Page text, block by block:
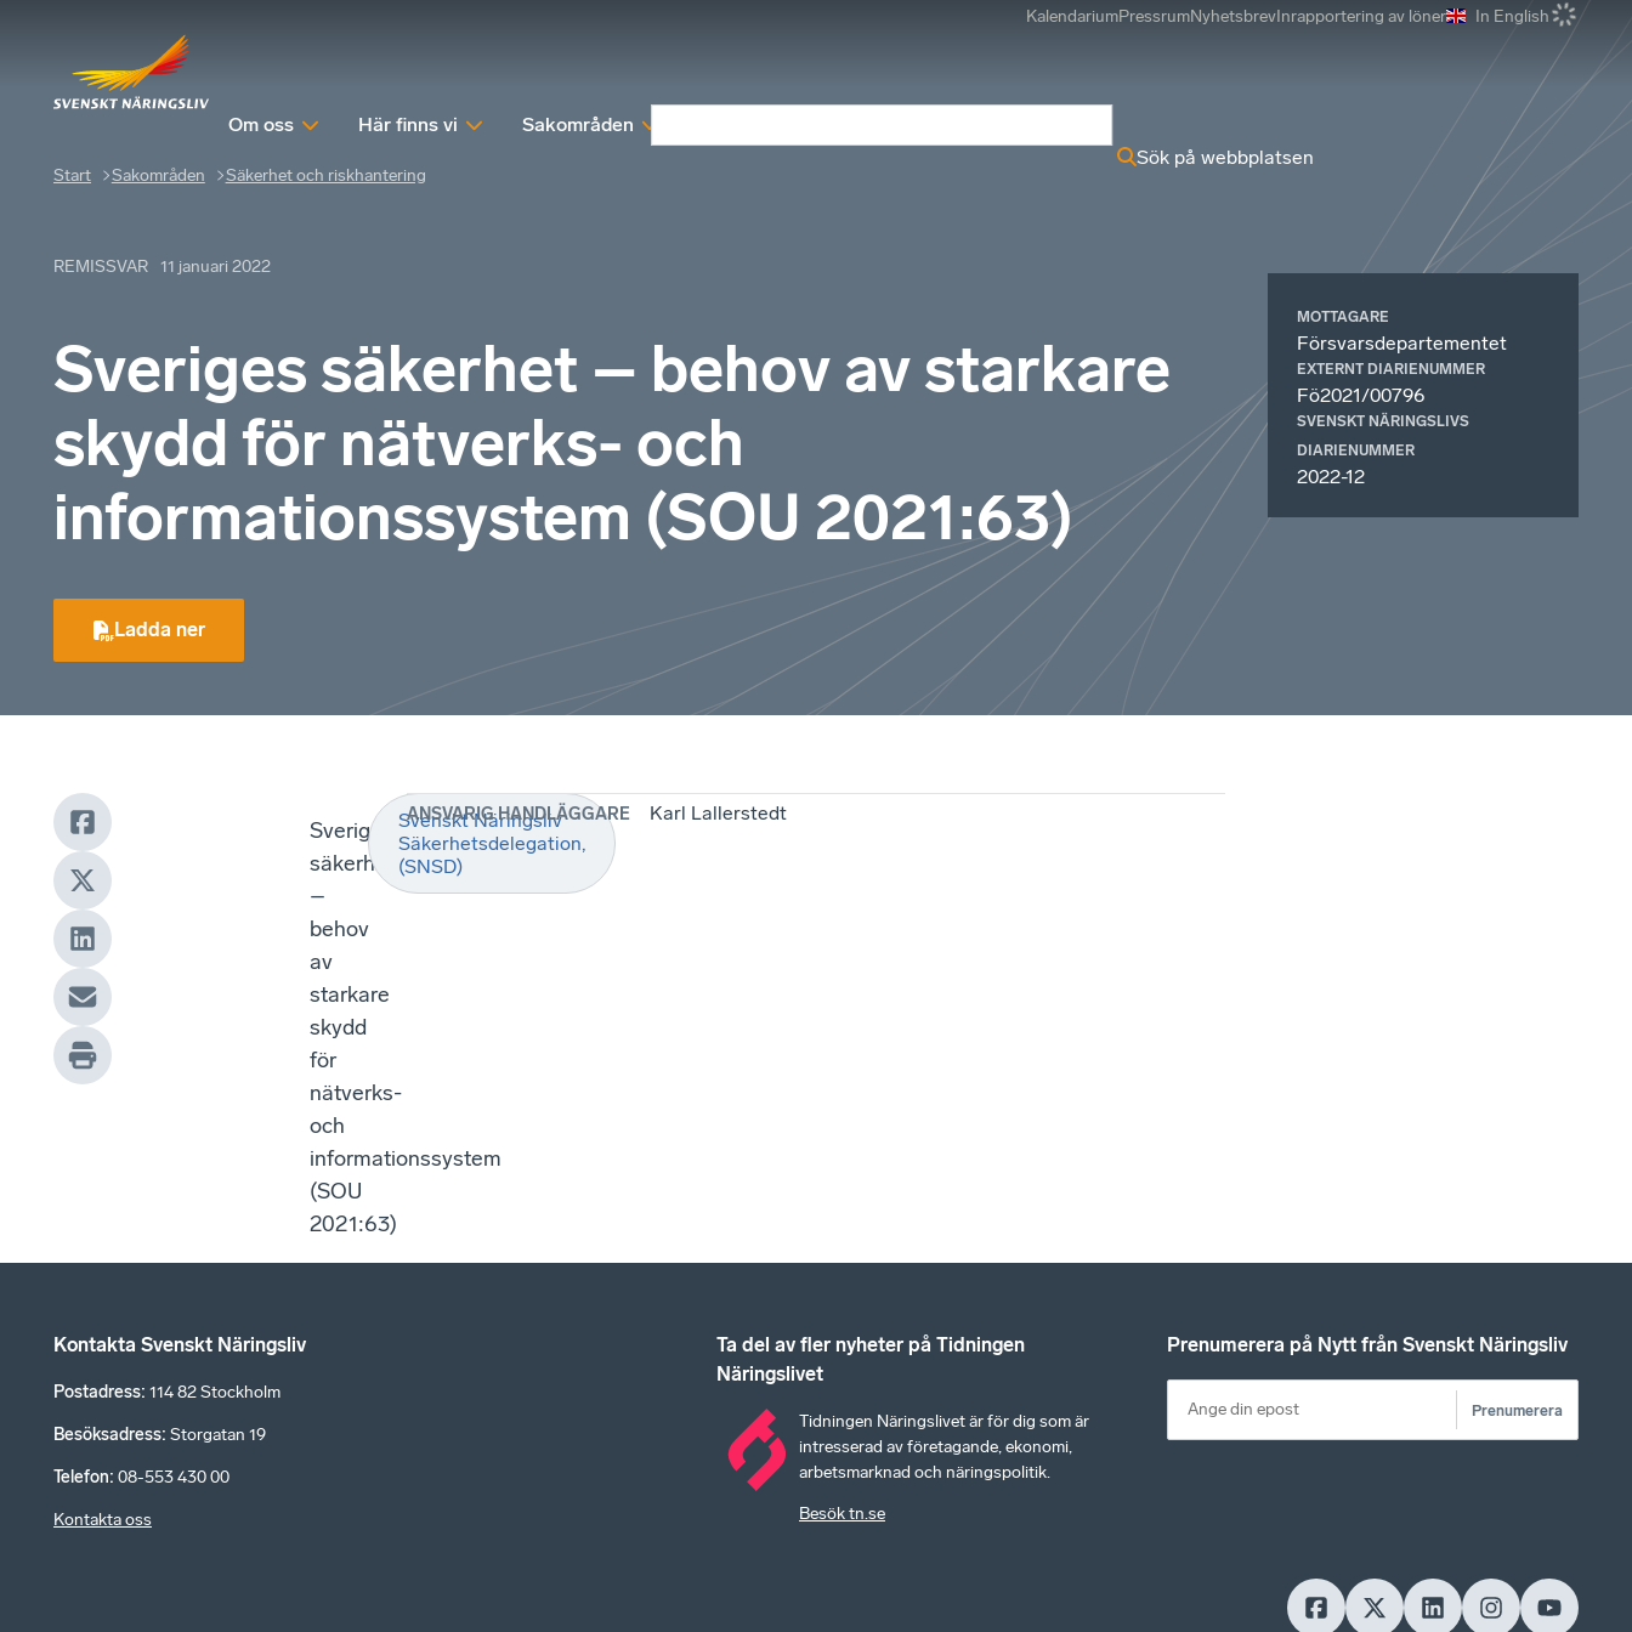
KalendariumPressrumNyhetsbrevInrapportering av löner In English
Om oss Här finns vi Sakområden
Sök på webbplatsen
Start Sakområden Säkerhet och riskhantering
REMISSVAR 11 januari 2022
Sveriges säkerhet – behov av starkare
skydd för nätverks- och
informationssystem (SOU 2021:63)
Ladda ner
MOTTAGARE
Försvarsdepartementet
EXTERNT DIARIENUMMER
Fö2021/00796
SVENSKT NÄRINGSLIVS
DIARIENUMMER
2022-12
Sveriges
säkerhet
–
behov
av
starkare
skydd
för
nätverks-
och
informationssystem
(SOU
2021:63)
Svenskt Näringsliv
Säkerhetsdelegation,
(SNSD)
ANSVARIG HANDLÄGGARE Karl Lallerstedt
Kontakta Svenskt Näringsliv
Postadress: 114 82 Stockholm
Besöksadress: Storgatan 19
Telefon: 08-553 430 00
Kontakta oss
Ta del av fler nyheter på Tidningen
Näringslivet
Tidningen Näringslivet är för dig som är
intresserad av företagande, ekonomi,
arbetsmarknad och näringspolitik.
Besök tn.se
Prenumerera på Nytt från Svenskt Näringsliv
Prenumerera